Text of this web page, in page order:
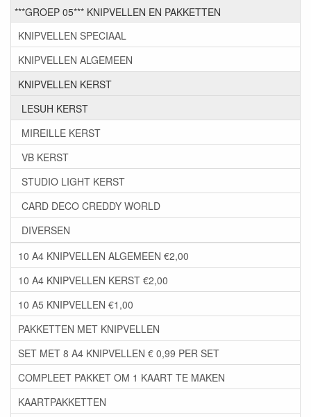
***GROEP 05*** KNIPVELLEN EN PAKKETTEN
KNIPVELLEN SPECIAAL
KNIPVELLEN ALGEMEEN
KNIPVELLEN KERST
LESUH KERST
MIREILLE KERST
VB KERST
STUDIO LIGHT KERST
CARD DECO CREDDY WORLD
DIVERSEN
10 A4 KNIPVELLEN ALGEMEEN €2,00
10 A4 KNIPVELLEN KERST €2,00
10 A5 KNIPVELLEN €1,00
PAKKETTEN MET KNIPVELLEN
SET MET 8 A4 KNIPVELLEN € 0,99 PER SET
COMPLEET PAKKET OM 1 KAART TE MAKEN
KAARTPAKKETTEN